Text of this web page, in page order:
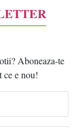
Aboneaza-te
ce e nou!